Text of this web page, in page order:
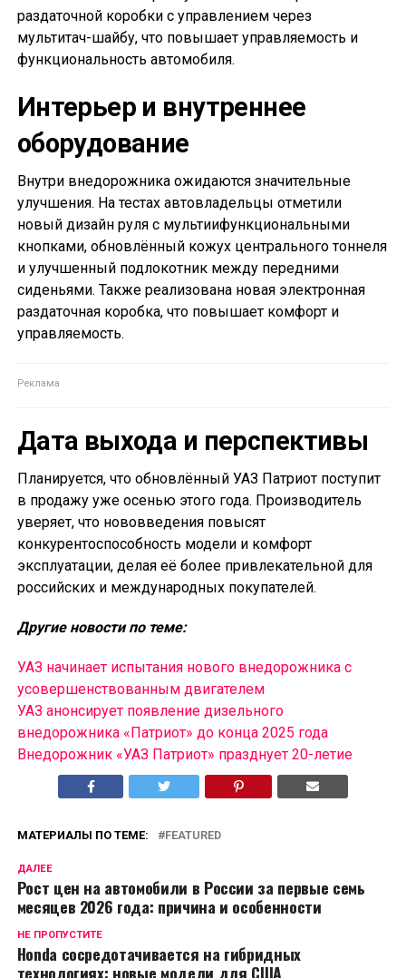
раздаточной коробки с управлением через
мультитач-шайбу, что повышает управляемость и
функциональность автомобиля.
Интерьер и внутреннее
оборудование
Внутри внедорожника ожидаются значительные
улучшения. На тестах автовладельцы отметили
новый дизайн руля с мультиифункциональными
кнопками, обновлённый кожух центрального тоннеля
и улучшенный подлокотник между передними
сиденьями. Также реализована новая электронная
раздаточная коробка, что повышает комфорт и
управляемость.
Дата выхода и перспективы
Планируется, что обновлённый УАЗ Патриот поступит
в продажу уже осенью этого года. Производитель
уверяет, что нововведения повысят
конкурентоспособность модели и комфорт
эксплуатации, делая её более привлекательной для
российских и международных покупателей.
Другие новости по теме:
УАЗ начинает испытания нового внедорожника с
усовершенствованным двигателем
УАЗ анонсирует появление дизельного
внедорожника «Патриот» до конца 2025 года
Внедорожник «УАЗ Патриот» празднует 20-летие
МАТЕРИАЛЫ ПО ТЕМЕ: FEATURED
ДАЛЕЕ
Рост цен на автомобили в России за первые семь
месяцев 2026 года: причина и особенности
НЕ ПРОПУСТИТЕ
Honda сосредотачивается на гибридных
технологиях: новые модели для США